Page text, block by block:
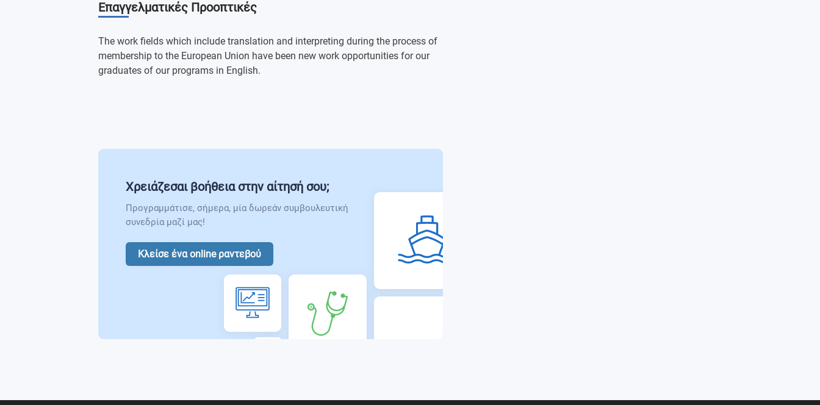
Career and Life
Text Production and Analysis in Turkish
Second Foreign Language
Second Foreign Language
Entrepreneurship Applications
Electives
Second Foreign Language
Επαγγελματικές Προοπτικές
The work fields which include translation and interpreting during the process of
membership to the European Union have been new work opportunities for our
graduates of our programs in English.
Χρειάζεσαι βοήθεια στην αίτησή σου;
Προγραμμάτισε, σήμερα, μία δωρεάν συμβουλευτική
συνεδρία μαζί μας!
Κλείσε ένα online ραντεβού